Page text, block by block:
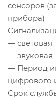
сенсоров
прибора)
— световая
— звуковая
— Период
цифрового
Срок